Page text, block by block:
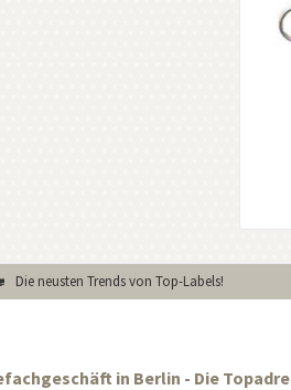
Die neusten Trends von Top-Labels!
in Berlin - Die